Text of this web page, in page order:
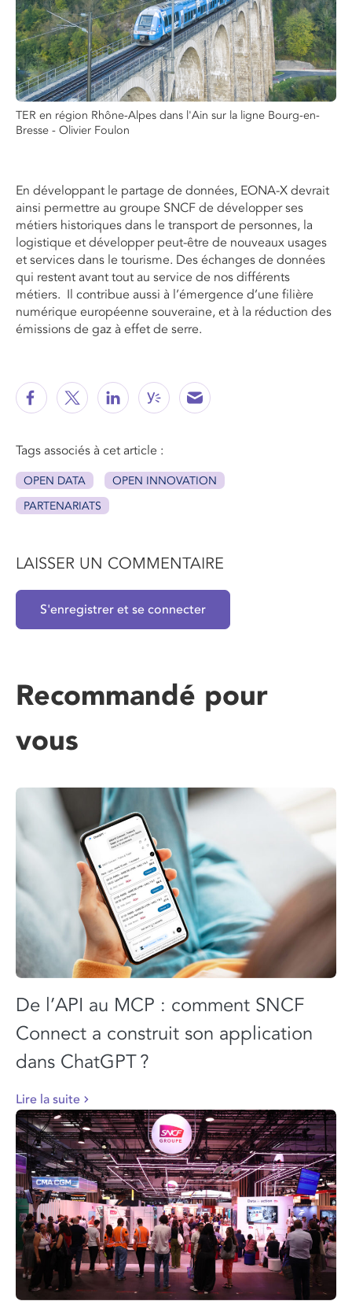
TER en région Rhône-Alpes dans l'Ain sur la ligne Bourg-en-
Bresse - Olivier Foulon
En développant le partage de données, EONA-X devrait
ainsi permettre au groupe SNCF de développer ses
métiers historiques dans le transport de personnes, la
logistique et développer peut-être de nouveaux usages
et services dans le tourisme. Des échanges de données
qui restent avant tout au service de nos différents
métiers. Il contribue aussi à l’émergence d’une filière
numérique européenne souveraine, et à la réduction des
émissions de gaz à effet de serre.
Tags associés à cet article :
OPEN DATA
OPEN INNOVATION
PARTENARIATS
LAISSER UN COMMENTAIRE
S'enregistrer et se connecter
Recommandé pour
vous
De l’API au MCP : comment SNCF
Connect a construit son application
dans ChatGPT ?
Lire la suite